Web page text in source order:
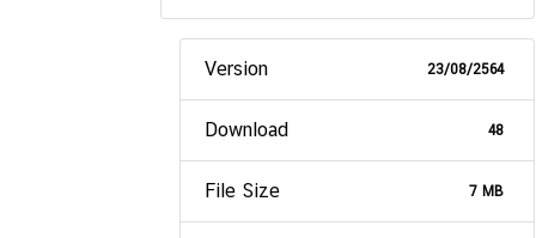
Version 23/08/2564
Download 48
File Size 7 MB